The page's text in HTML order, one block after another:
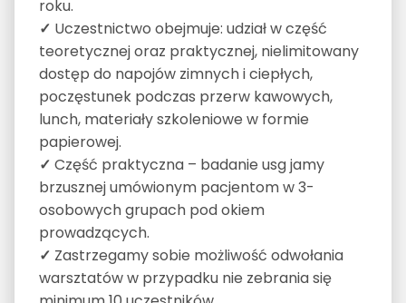
roku.
✓ Uczestnictwo obejmuje: udział w część
teoretycznej oraz praktycznej, nielimitowany
dostęp do napojów zimnych i ciepłych,
poczęstunek podczas przerw kawowych,
lunch, materiały szkoleniowe w formie
papierowej.
✓ Część praktyczna – badanie usg jamy
brzusznej umówionym pacjentom w 3-
osobowych grupach pod okiem
prowadzących.
✓ Zastrzegamy sobie możliwość odwołania
warsztatów w przypadku nie zebrania się